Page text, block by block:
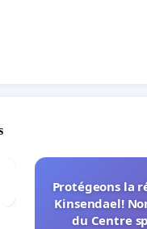
Protégeons la
Kinsendael!
du Centre